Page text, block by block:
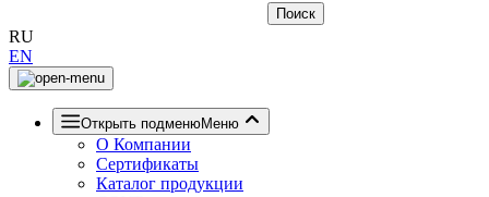
RU
EN
Открыть подменюМеню
О Компании
Сертификаты
Каталог продукции